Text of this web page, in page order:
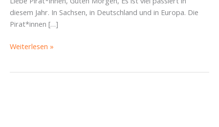
diesem Jahr. In Sachsen, in Deutschland und in Europa. Die
Pirat*innen […]
Auftaktrede
Weiterlesen »